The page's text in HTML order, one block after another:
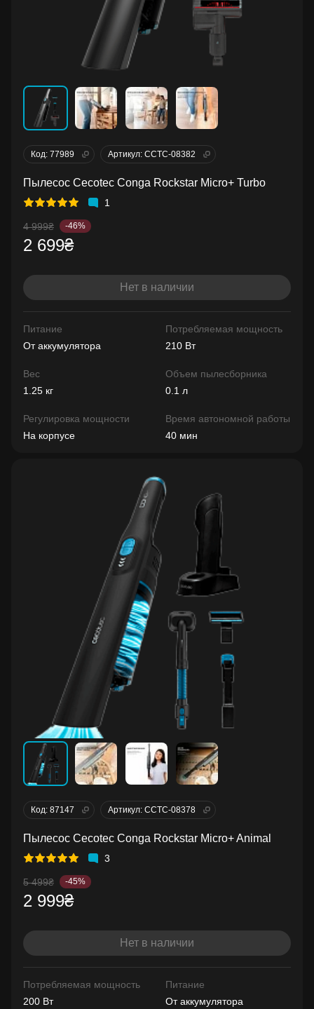
Код: 77989 Артикул: CCTC-08382
Пылесос Cecotec Conga Rockstar Micro+ Turbo
1
4 999₴ -46%
2 699₴
Нет в наличии
Питание
От аккумулятора
Потребляемая мощность
210 Вт
Вес
1.25 кг
Объем пылесборника
0.1 л
Регулировка мощности
На корпусе
Время автономной работы
40 мин
Код: 87147 Артикул: CCTC-08378
Пылесос Cecotec Conga Rockstar Micro+ Animal
3
5 499₴ -45%
2 999₴
Нет в наличии
Потребляемая мощность
200 Вт
Питание
От аккумулятора